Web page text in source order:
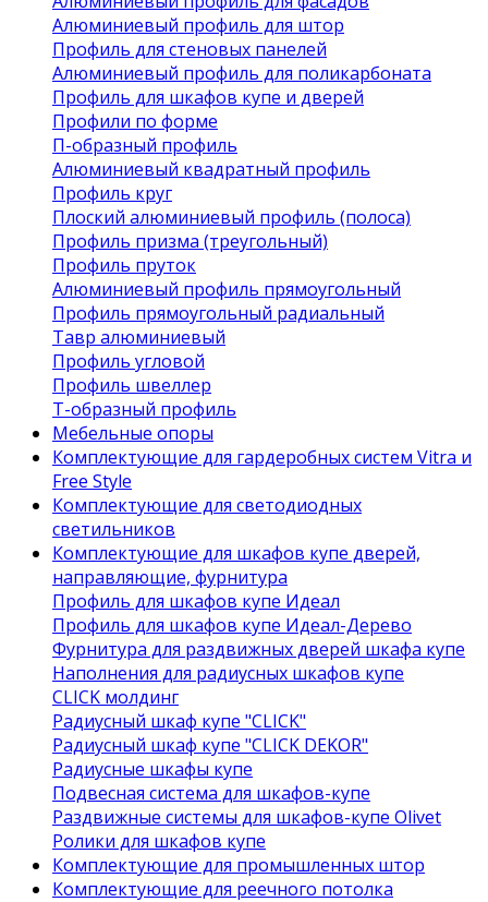
Алюминиевый профиль для штор
Профиль для стеновых панелей
Алюминиевый профиль для поликарбоната
Профиль для шкафов купе и дверей
Профили по форме
П-образный профиль
Алюминиевый квадратный профиль
Профиль круг
Плоский алюминиевый профиль (полоса)
Профиль призма (треугольный)
Профиль пруток
Алюминиевый профиль прямоугольный
Профиль прямоугольный радиальный
Тавр алюминиевый
Профиль угловой
Профиль швеллер
Т-образный профиль
Мебельные опоры
Комплектующие для гардеробных систем Vitra и
Free Style
Комплектующие для светодиодных
светильников
Комплектующие для шкафов купе дверей,
направляющие, фурнитура
Профиль для шкафов купе Идеал
Профиль для шкафов купе Идеал-Дерево
Фурнитура для раздвижных дверей шкафа купе
Наполнения для радиусных шкафов купе
CLICK молдинг
Радиусный шкаф купе "CLICK"
Радиусный шкаф купе "CLICK DEKOR"
Радиусные шкафы купе
Подвесная система для шкафов-купе
Раздвижные системы для шкафов-купе Olivet
Ролики для шкафов купе
Комплектующие для промышленных штор
Комплектующие для реечного потолка